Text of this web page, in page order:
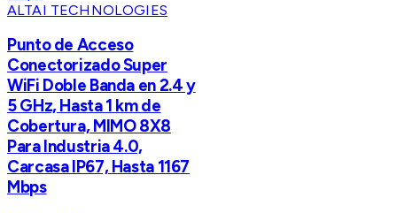
ALTAI TECHNOLOGIES
Punto de Acceso
Conectorizado Super
WiFi Doble Banda en 2.4 y
5 GHz, Hasta 1 km de
Cobertura, MIMO 8X8
Para Industria 4.0,
Carcasa IP67, Hasta 1167
Mbps